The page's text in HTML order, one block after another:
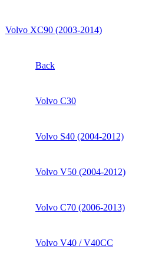
Volvo XC90 (2003-2014)
Back
Volvo C30
Volvo S40 (2004-2012)
Volvo V50 (2004-2012)
Volvo C70 (2006-2013)
Volvo V40 / V40CC